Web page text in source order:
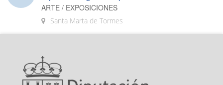
ARTE / EXPOSICIONES
Santa Marta de Tormes